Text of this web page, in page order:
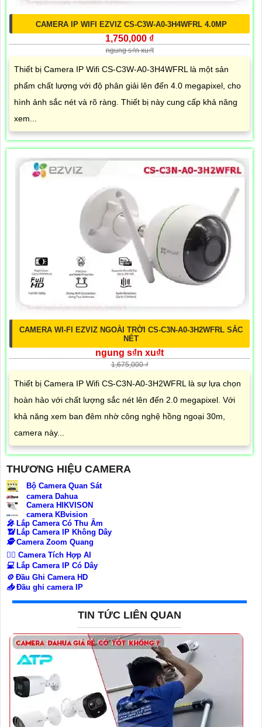
CAMERA IP WIFI EZVIZ CS-C3W-A0-3H4WFRL 4.0MP
1,750,000 ₫
ngung s₫n xu₫t
Thiết bị Camera IP Wifi CS-C3W-A0-3H4WFRL là một sản
phẩm chất lượng với độ phân giải lên đến 4.0 megapixel, cho
hình ảnh sắc nét và rõ ràng. Thiết bị này cung cấp khả năng
xem...
CAMERA WI-FI EZVIZ NGOÀI TRỜI CS-C3N-A0-3H2WFRL SẮC
NÉT
ngung s₫n xu₫t
1,675,000 ₫
Thiết bị Camera IP Wifi CS-C3N-A0-3H2WFRL là sự lựa chọn
hoàn hảo với chất lượng sắc nét lên đến 2.0 megapixel. Với
khả năng xem ban đêm nhờ công nghệ hồng ngoại 30m,
camera này...
THƯƠNG HIỆU CAMERA
Bộ Camera Quan Sát
camera Dahua
Camera HIKVISON
camera KBvision
️🎤️ Lắp Camera Có Thu Âm
📶 Lắp Camera IP Không Dây
🕵️Camera Zoom Quang
🧛‍♀️ Camera Tích Hợp AI
💻Lắp Camera IP Có Dây
⚙️Đầu Ghi Camera HD
📥Đầu ghi camera IP
TIN TỨC LIÊN QUAN